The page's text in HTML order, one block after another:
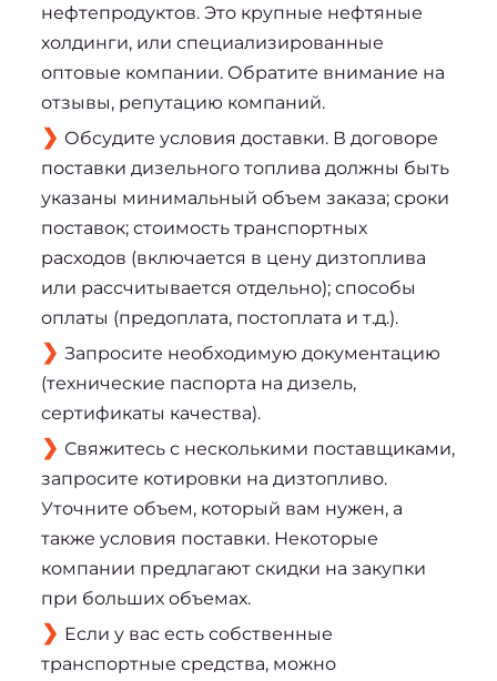
нефтепродуктов. Это крупные нефтяные
холдинги, или специализированные
оптовые компании. Обратите внимание на
отзывы, репутацию компаний.
Обсудите условия доставки. В договоре
поставки дизельного топлива должны быть
указаны минимальный объем заказа; сроки
поставок; стоимость транспортных
расходов (включается в цену дизтоплива
или рассчитывается отдельно); способы
оплаты (предоплата, постоплата и т.д.).
Запросите необходимую документацию
(технические паспорта на дизель,
сертификаты качества).
Свяжитесь с несколькими поставщиками,
запросите котировки на дизтопливо.
Уточните объем, который вам нужен, а
также условия поставки. Некоторые
компании предлагают скидки на закупки
при больших объемах.
Если у вас есть собственные
транспортные средства, можно